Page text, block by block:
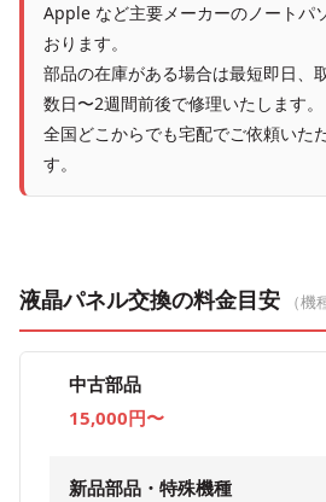
Apple など主要メーカーのノートパ
おります。
部品の在庫がある場合は最短即日、
数日〜2週間前後で修理いたします。
全国どこからでも宅配でご依頼いた
す。
液晶パネル交換の料金目安 （機
中古部品
15,000円〜
新品部品・特殊機種